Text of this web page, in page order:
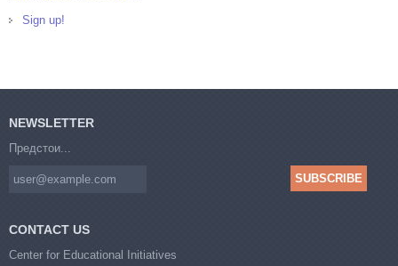
Sign up!
NEWSLETTER
Предстои...
CONTACT US
Center for Educational Initiatives